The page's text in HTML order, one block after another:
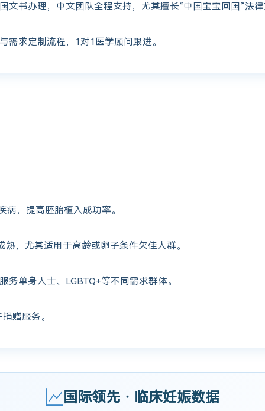
文书办理，中文团队全程支持，尤其擅长“中国宝宝回国”法
需求定制流程，1对1医学顾问跟进。
病，提高胚胎植入成功率。
熟，尤其适用于高龄或卵子条件欠佳人群。
务单身人士、LGBTQ+等不同需求群体。
赠服务。
国际领先 · 临床妊娠数据